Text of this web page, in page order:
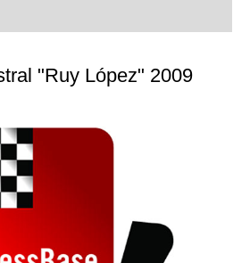
club chess, or already
with FRITZ, you can
and with a
"Ruy López" 2009